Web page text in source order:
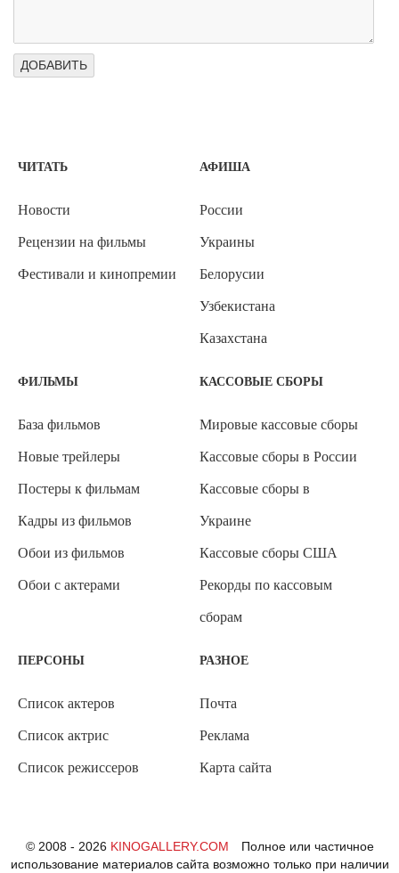
ЧИТАТЬ
Новости
Рецензии на фильмы
Фестивали и кинопремии
АФИША
России
Украины
Белорусии
Узбекистана
Казахстана
ФИЛЬМЫ
База фильмов
Новые трейлеры
Постеры к фильмам
Кадры из фильмов
Обои из фильмов
Обои с актерами
КАССОВЫЕ СБОРЫ
Мировые кассовые сборы
Кассовые сборы в России
Кассовые сборы в
Украине
Кассовые сборы США
Рекорды по кассовым
сборам
ПЕРСОНЫ
Список актеров
Список актрис
Список режиссеров
РАЗНОЕ
Почта
Реклама
Карта сайта
© 2008 - 2026 KINOGALLERY.COM
Полное или частичное
использование материалов сайта возможно только при наличии